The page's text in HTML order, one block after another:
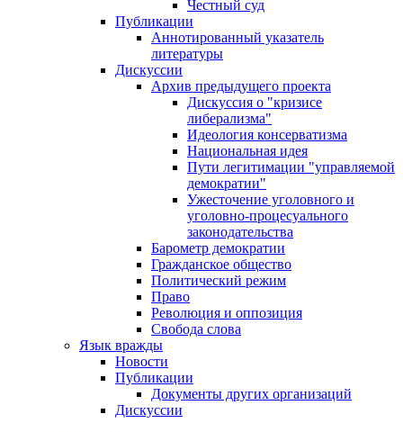
Честный суд
Публикации
Аннотированный указатель
литературы
Дискуссии
Архив предыдущего проекта
Дискуссия о "кризисе
либерализма"
Идеология консерватизма
Национальная идея
Пути легитимации "управляемой
демократии"
Ужесточение уголовного и
уголовно-процесуального
законодательства
Барометр демократии
Гражданское общество
Политический режим
Право
Революция и оппозиция
Свобода слова
Язык вражды
Новости
Публикации
Документы других организаций
Дискуссии